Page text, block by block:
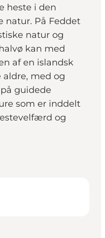
heste i den
natur. På Feddet
natur og
kan med
af en islandsk
aldre, med og
guidede
som er inddelt
og